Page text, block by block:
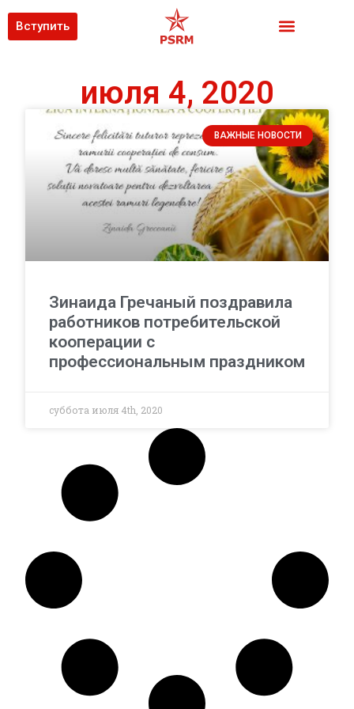
Вступить
июля 4, 2020
ВАЖНЫЕ НОВОСТИ
Зинаида Гречаный поздравила
работников потребительской
кооперации с
профессиональным праздником
суббота июля 4th, 2020